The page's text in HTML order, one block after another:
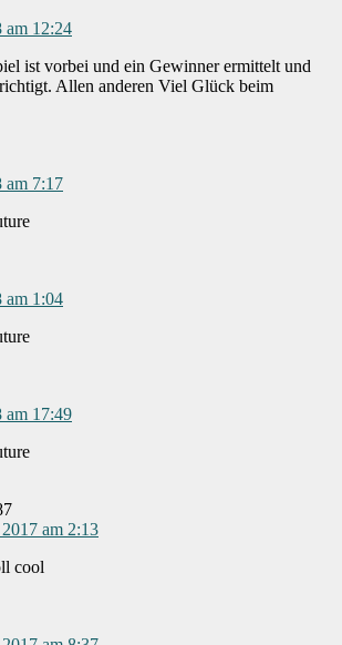
am 12:24
ist vorbei und ein Gewinner ermittelt und
Allen anderen Viel Glück beim
am 7:17
am 1:04
am 17:49
am 2:13
cool